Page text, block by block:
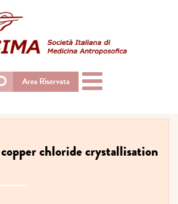
Area Riservata
Toggle
navigation
chloride crystallisation